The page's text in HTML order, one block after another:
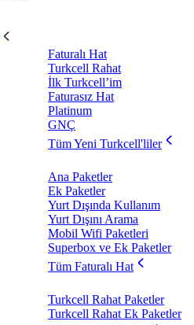
Faturalı Hat
Turkcell Rahat
İlk Turkcell’im
Faturasız Hat
Platinum
GNÇ
Tüm Yeni Turkcell'liler
Ana Paketler
Ek Paketler
Yurt Dışında Kullanım
Yurt Dışını Arama
Mobil Wifi Paketleri
Superbox ve Ek Paketler
Tüm Faturalı Hat
Turkcell Rahat Paketler
Turkcell Rahat Ek Paketler